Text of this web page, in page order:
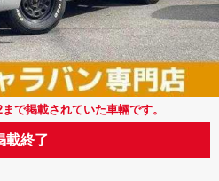
で掲載されていた車輛です。
載終了